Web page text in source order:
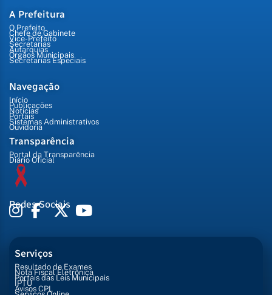
A Prefeitura
O Prefeito
Chefe de Gabinete
Vice-Prefeito
Secretarias
Autarquias
Órgãos Municipais
Secretarias Especiais
Navegação
Início
Publicações
Notícias
Portais
Sistemas Administrativos
Ouvidoria
Transparência
Portal da Transparência
Diário Oficial
Redes Sociais
Serviços
Resultado de Exames
Nota Fiscal Eletrônica
Portais das Leis Municipais
IPTU
Avisos CPL